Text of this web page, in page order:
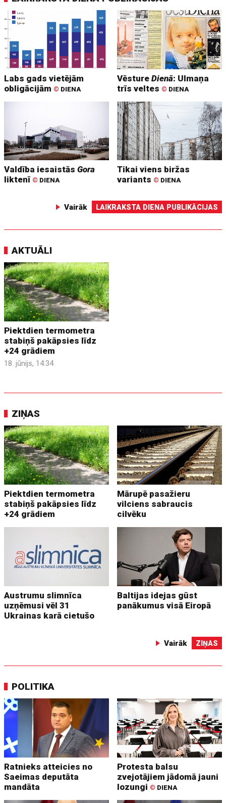
Labs gads vietējām
obligācijām © DIENA
VēstureDienā: Ulmaņa
trīs veltes © DIENA
Valdība iesaistāsGora
liktenī © DIENA
Tikai viens biržas
variants © DIENA
Vairāk LAIKRAKSTA DIENA PUBLIKĀCIJAS
AKTUĀLI
Piektdien termometra
stabiņš pakāpsies līdz
+24 grādiem
18. jūnijs, 14:34
ZIŅAS
Piektdien termometra
stabiņš pakāpsies līdz
+24 grādiem
Mārupē pasažieru
vilciens sabraucis
cilvēku
Austrumu slimnīca
uzņēmusi vēl 31
Ukrainas karā cietušo
Baltijas idejas gūst
panākumus visā Eiropā
Vairāk ZIŅAS
POLITIKA
Ratnieks atteicies no
Saeimas deputāta
mandāta
Protesta balsu
zvejotājiem jādomā jauni
lozungi © DIENA